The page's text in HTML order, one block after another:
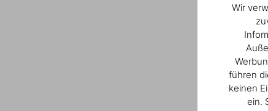
Wir
führen
keinen
ein.